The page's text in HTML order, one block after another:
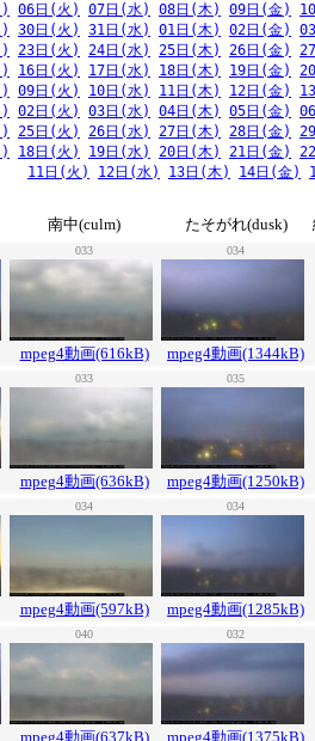
06日(火) 07日(水) 08日(木) 09日(金)
30日(火) 31日(水) 01日(木) 02日(金)
23日(火) 24日(水) 25日(木) 26日(金)
16日(火) 17日(水) 18日(木) 19日(金)
09日(火) 10日(水) 11日(木) 12日(金)
02日(火) 03日(水) 04日(木) 05日(金)
25日(火) 26日(水) 27日(木) 28日(金)
18日(火) 19日(水) 20日(木) 21日(金)
11日(火) 12日(水) 13日(木) 14日(金)
南中(culm) たそがれ(dusk)
033 034
mpeg4動画(616kB) mpeg4動画(1344kB)
033 035
mpeg4動画(636kB) mpeg4動画(1250kB)
034 034
mpeg4動画(597kB) mpeg4動画(1285kB)
040 032
mpeg4動画(637kB) mpeg4動画(1375kB)